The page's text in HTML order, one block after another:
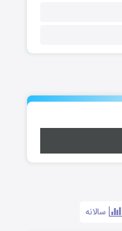
سالانه